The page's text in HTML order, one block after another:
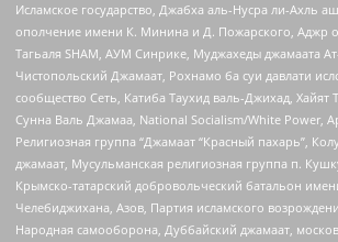
Исламское государство, Джабха аль-Нусра ли-Ахль
ополчение имени К. Минина и Д. Пожарского, Аджр
Тагьаля SHAM, АУМ Синрике, Муджахеды джамаата
Чистопольский Джамаат, Рохнамо ба суи давлати
сообщество Сеть, Катиба Таухид валь-Джихад,
Сунна Валь Джамаа, National Socialism/White Power,
Религиозная группа “Джамаат “Красный пахарь”,
джамаат, Мусульманская религиозная группа п.
Крымско-татарский добровольческий батальон
Челебиджихана, Азов, Партия исламского
Народная самооборона, Дуббайский джамаат,